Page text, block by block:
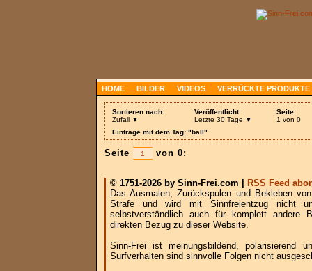
HOME BILDER VIDEOS VERRÜCKTE PRODUKTE
Sortieren nach:
Zufall ▼
Veröffentlicht:
Letzte 30 Tage ▼
Seite:
1 von 0
Einträge mit dem Tag: "ball"
Seite von 0:
© 1751-2026 by Sinn-Frei.com |
RSS Feed
Das Ausmalen, Zurückspulen und Bekleben
Strafe und wird mit Sinnfreientzug nicht
selbstverständlich auch für komplett andere
direkten Bezug zu dieser Website.
Sinn-Frei ist meinungsbildend, polarisierend
Surfverhalten sind sinnvolle Folgen nicht